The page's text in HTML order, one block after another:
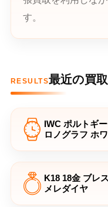
す。
RESULTS最近の買
IWC ポルトギ
ロノグラフ ホ
K18 18金 ブレ
メレダイヤ